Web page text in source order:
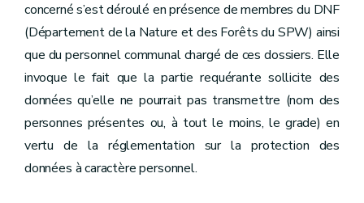
concerné s’est déroulé en présence de membres du DNF
(Département de la Nature et des Forêts du SPW) ainsi
que du personnel communal chargé de ces dossiers. Elle
invoque le fait que la partie requérante sollicite des
données qu’elle ne pourrait pas transmettre (nom des
personnes présentes ou, à tout le moins, le grade) en
vertu de la réglementation sur la protection des
données à caractère personnel.